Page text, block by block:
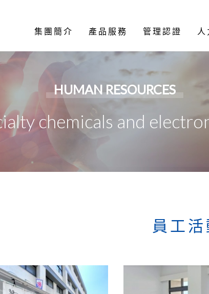
集團簡介 產品服務 管理認證 人
HUMAN RESOURCES
chemicals and
員工活